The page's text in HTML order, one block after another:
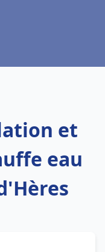
et
eau